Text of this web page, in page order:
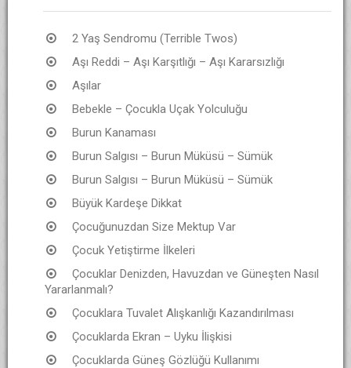
2 Yaş Sendromu (Terrible Twos)
Aşı Reddi – Aşı Karşıtlığı – Aşı Kararsızlığı
Aşılar
Bebekle – Çocukla Uçak Yolculuğu
Burun Kanaması
Burun Salgısı – Burun Müküsü – Sümük
Burun Salgısı – Burun Müküsü – Sümük
Büyük Kardeşe Dikkat
Çocuğunuzdan Size Mektup Var
Çocuk Yetiştirme İlkeleri
Çocuklar Denizden, Havuzdan ve Güneşten Nasıl
Yararlanmalı?
Çocuklara Tuvalet Alışkanlığı Kazandırılması
Çocuklarda Ekran – Uyku İlişkisi
Çocuklarda Güneş Gözlüğü Kullanımı